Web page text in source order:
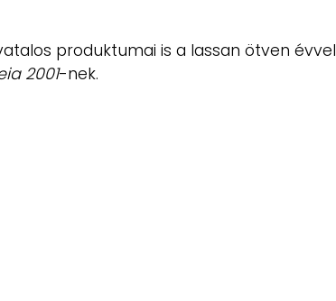
produktumai is a lassan ötven évvel
2001-nek.